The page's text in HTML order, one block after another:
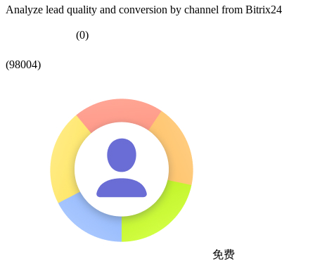
Analyze lead quality and conversion by channel from Bitrix24
(0)
(98004)
免费